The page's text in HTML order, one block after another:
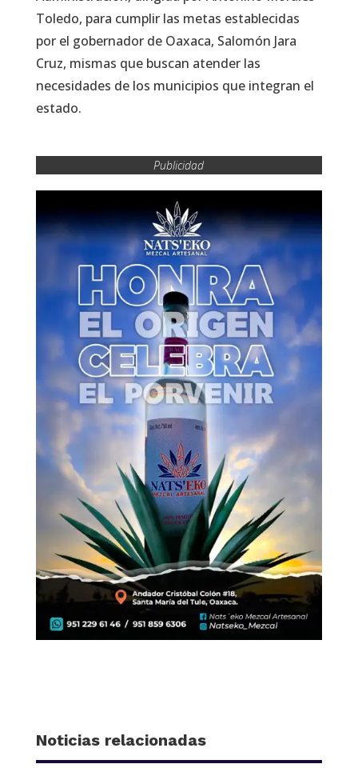
Toledo, para cumplir las metas establecidas
por el gobernador de Oaxaca, Salomón Jara
Cruz, mismas que buscan atender las
necesidades de los municipios que integran el
estado.
Publicidad
Noticias relacionadas